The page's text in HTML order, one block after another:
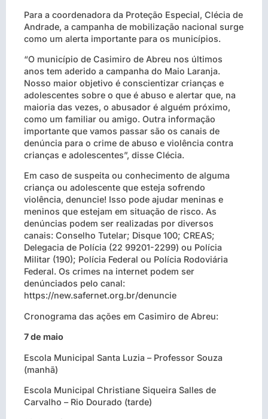
Para a coordenadora da Proteção Especial, Clécia de
Andrade, a campanha de mobilização nacional surge
como um alerta importante para os municípios.
“O município de Casimiro de Abreu nos últimos
anos tem aderido a campanha do Maio Laranja.
Nosso maior objetivo é conscientizar crianças e
adolescentes sobre o que é abuso e alertar que, na
maioria das vezes, o abusador é alguém próximo,
como um familiar ou amigo. Outra informação
importante que vamos passar são os canais de
denúncia para o crime de abuso e violência contra
crianças e adolescentes”, disse Clécia.
Em caso de suspeita ou conhecimento de alguma
criança ou adolescente que esteja sofrendo
violência, denuncie! Isso pode ajudar meninas e
meninos que estejam em situação de risco. As
denúncias podem ser realizadas por diversos
canais: Conselho Tutelar; Disque 100; CREAS;
Delegacia de Polícia (22 99201-2299) ou Polícia
Militar (190); Polícia Federal ou Polícia Rodoviária
Federal. Os crimes na internet podem ser
denúnciados pelo canal:
https://new.safernet.org.br/denuncie
Cronograma das ações em Casimiro de Abreu:
7 de maio
Escola Municipal Santa Luzia – Professor Souza
(manhã)
Escola Municipal Christiane Siqueira Salles de
Carvalho – Rio Dourado (tarde)